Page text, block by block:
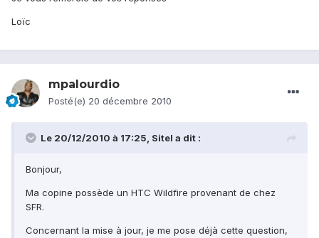
Loïc
mpalourdio
Posté(e) 20 décembre 2010
Le 20/12/2010 à 17:25, Sitel a dit :
Bonjour,
Ma copine possède un HTC Wildfire provenant de chez
SFR.
Concernant la mise à jour, je me pose déjà cette question,